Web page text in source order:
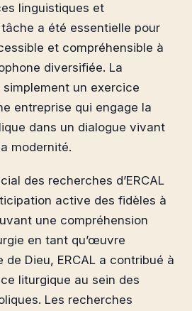
linguistiques et
a été essentielle pour
et compréhensible à
diversifiée. La
simplement un exercice
entreprise qui engage la
dans un dialogue vivant
modernité.
des recherches d’ERCAL
active des fidèles à
une compréhension
en tant qu’œuvre
de Dieu, ERCAL a contribué à
liturgique au sein des
Les recherches